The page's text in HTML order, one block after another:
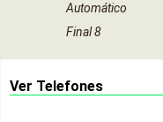
Automático
Final 8
Ver Telefones